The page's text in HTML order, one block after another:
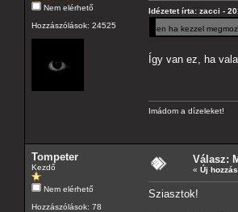
Nem elérhető
Hozzászólások: 24525
Idézetet írta: zacci -
en ha kezzel
Így van ez, ha
Imádom a dízeleket!
Tompeter
Kezdő
Nem elérhető
Hozzászólások: 78
Válasz:
« Új
Sziasztok!